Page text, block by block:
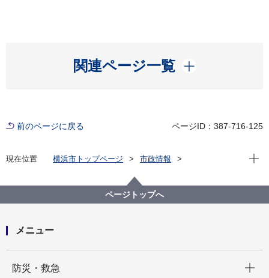
関連ページ一覧
開く
前のページに戻る ページID：387-716-125
現在位置 横浜市トップページ
市政情報
横浜ＦＣを応援しよう！『あさひ区民DAY』開催 旭
区在住・在勤・在学の1,000 名をご招待・ご優待
現在
ページトップへ
メニュー
防災・救急